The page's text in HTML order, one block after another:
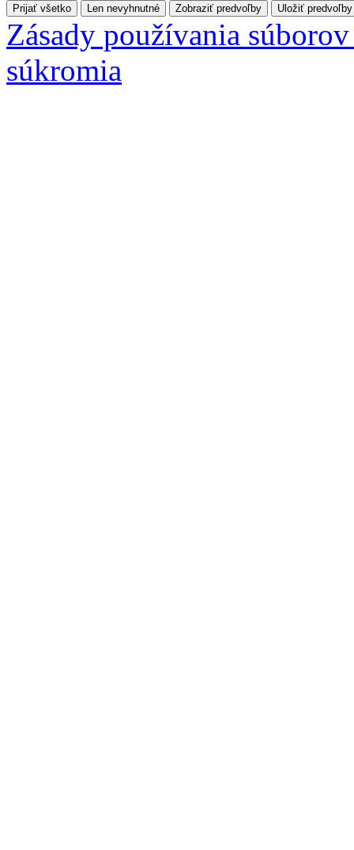
Prijať všetko Len nevyhnutné Zobraziť predvoľby Uložiť predvoľby
Zásady používania
súkromia